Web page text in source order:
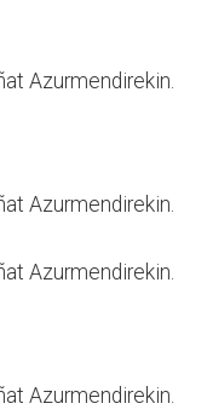
Azurmendirekin.
Azurmendirekin.
Azurmendirekin.
Azurmendirekin.